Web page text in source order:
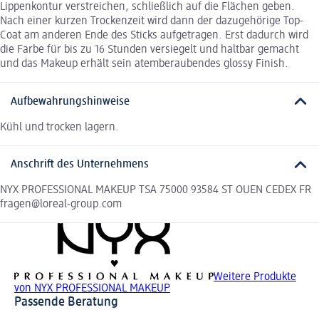
Lippenkontur verstreichen, schließlich auf die Flächen geben.
Nach einer kurzen Trockenzeit wird dann der dazugehörige Top-
Coat am anderen Ende des Sticks aufgetragen. Erst dadurch wird
die Farbe für bis zu 16 Stunden versiegelt und haltbar gemacht
und das Makeup erhält sein atemberaubendes glossy Finish.
Aufbewahrungshinweise
Kühl und trocken lagern.
Anschrift des Unternehmens
NYX PROFESSIONAL MAKEUP TSA 75000 93584 ST OUEN CEDEX FR
fragen@loreal-group.com
Weitere Produkte
von NYX PROFESSIONAL MAKEUP
Passende Beratung